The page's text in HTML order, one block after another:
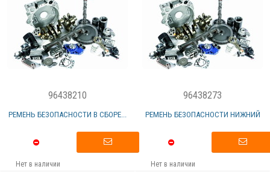
96438210
РЕМЕНЬ БЕЗОПАСНОСТИ В СБОРЕ...
Нет в наличии
96438273
РЕМЕНЬ БЕЗОПАСНОСТИ НИЖНИЙ
Нет в наличии